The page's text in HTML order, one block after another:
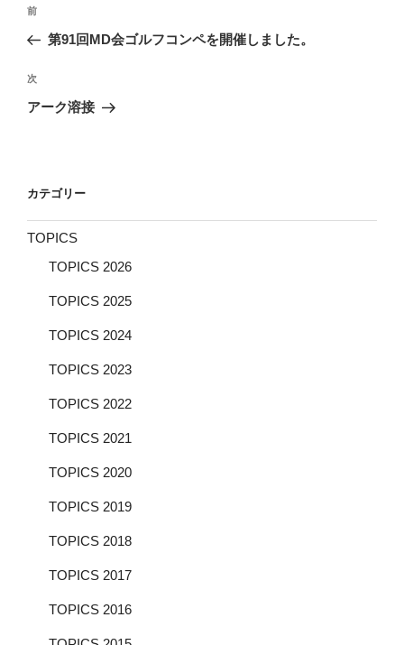
ナ
ビ
ゲ
ン
前
の
稿
前
第91回MD会ゴルフコンペを開催しました。
次
の
次
アーク溶接
カテゴリー
TOPICS
TOPICS 2026
TOPICS 2025
TOPICS 2024
TOPICS 2023
TOPICS 2022
TOPICS 2021
TOPICS 2020
TOPICS 2019
TOPICS 2018
TOPICS 2017
TOPICS 2016